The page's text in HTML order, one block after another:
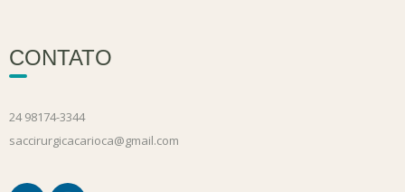
CONTATO
24 98174-3344
saccirurgicacarioca@gmail.com